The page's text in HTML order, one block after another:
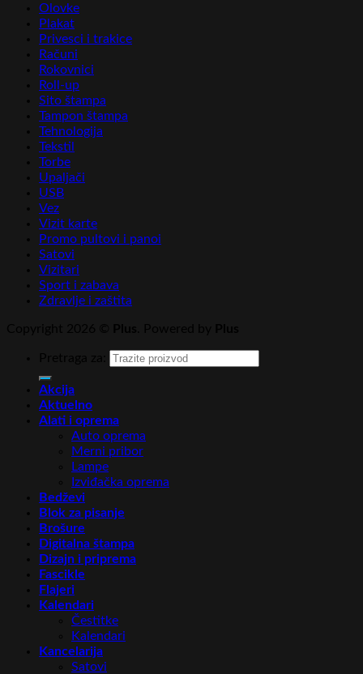
Olovke
Plakat
Privesci i trakice
Računi
Rokovnici
Roll-up
Sito štampa
Tampon štampa
Tehnologija
Tekstil
Torbe
Upaljači
USB
Vez
Vizit karte
Promo pultovi i panoi
Satovi
Vizitari
Sport i zabava
Zdravlje i zaštita
Akcija
Aktuelno
Alati i oprema
Auto oprema
Merni pribor
Lampe
Izviđačka oprema
Bedževi
Blok za pisanje
Brošure
Digitalna štampa
Dizajn i priprema
Fascikle
Flajeri
Kalendari
Čestitke
Kalendari
Kancelarija
Satovi